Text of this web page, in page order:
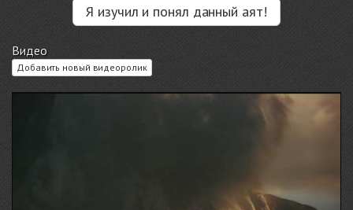
Я изучил и понял данный аят!
Видео
Добавить новый видеоролик